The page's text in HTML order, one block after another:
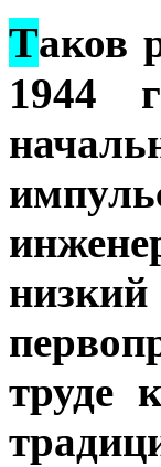
Таков
1944
труде